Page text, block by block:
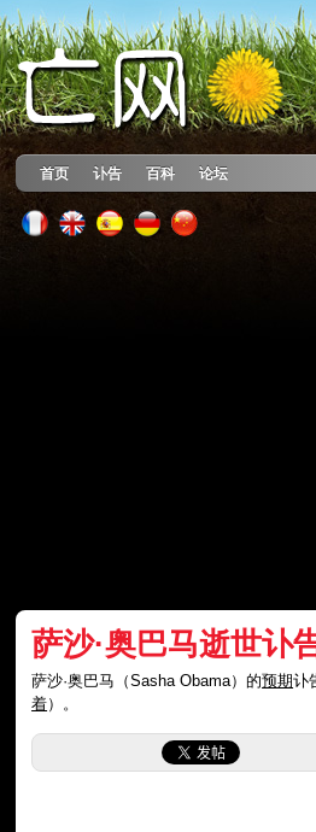
首页 讣告 百科 论坛
萨沙·奥巴马逝世讣
萨沙·奥巴马（Sasha Obama）的预期讣
着）。